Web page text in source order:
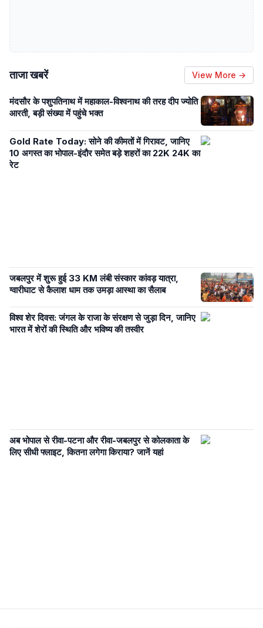
ताजा खबरें View More →
मंदसौर के पशुपतिनाथ में महाकाल-विश्वनाथ की तरह दीप ज्योति
आरती, बड़ी संख्या में पहुंचे भक्त
Gold Rate Today: सोने की कीमतों में गिरावट, जानिए
10 अगस्त का भोपाल-इंदौर समेत बड़े शहरों का 22K 24K का
रेट
जबलपुर में शुरू हुई 33 KM लंबी संस्कार कांवड़ यात्रा,
ग्वारीघाट से कैलाश धाम तक उमड़ा आस्था का सैलाब
विश्व शेर दिवस: जंगल के राजा के संरक्षण से जुड़ा दिन, जानिए
भारत में शेरों की स्थिति और भविष्य की तस्वीर
अब भोपाल से रीवा-पटना और रीवा-जबलपुर से कोलकाता के
लिए सीधी फ्लाइट, कितना लगेगा किराया? जानें यहां